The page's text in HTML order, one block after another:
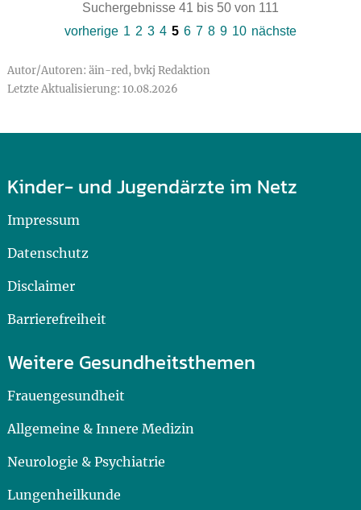
Suchergebnisse 41 bis 50 von 111
vorherige 1 2 3 4 5 6 7 8 9 10 nächste
Autor/Autoren: äin-red, bvkj Redaktion
Letzte Aktualisierung: 10.08.2026
Kinder- und Jugendärzte im Netz
Impressum
Datenschutz
Disclaimer
Barrierefreiheit
Weitere Gesundheitsthemen
Frauengesundheit
Allgemeine & Innere Medizin
Neurologie & Psychiatrie
Lungenheilkunde